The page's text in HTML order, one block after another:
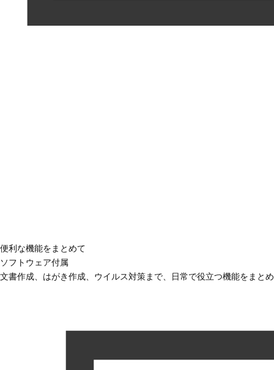
便利な機能をまとめて
ソフトウェア付属
文書作成、はがき作成、ウイルス対策まで、日常で役立つ機能をまと